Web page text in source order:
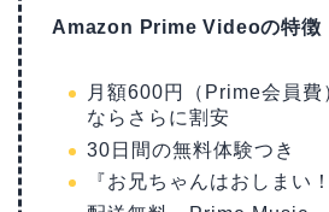
Amazon Prime Videoの特徴
月額600円（Prime会員費
ならさらに割安
30日間の無料体験つき
『お兄ちゃんはおしまい